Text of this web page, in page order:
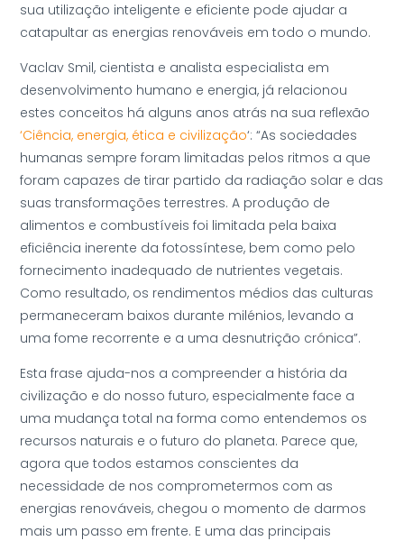
sua utilização inteligente e eficiente pode ajudar a
catapultar as energias renováveis em todo o mundo.
Vaclav Smil, cientista e analista especialista em
desenvolvimento humano e energia, já relacionou
estes conceitos há alguns anos atrás na sua reflexão
‘Ciência, energia, ética e civilização‘: “As sociedades
humanas sempre foram limitadas pelos ritmos a que
foram capazes de tirar partido da radiação solar e das
suas transformações terrestres. A produção de
alimentos e combustíveis foi limitada pela baixa
eficiência inerente da fotossíntese, bem como pelo
fornecimento inadequado de nutrientes vegetais.
Como resultado, os rendimentos médios das culturas
permaneceram baixos durante milénios, levando a
uma fome recorrente e a uma desnutrição crónica”.
Esta frase ajuda-nos a compreender a história da
civilização e do nosso futuro, especialmente face a
uma mudança total na forma como entendemos os
recursos naturais e o futuro do planeta. Parece que,
agora que todos estamos conscientes da
necessidade de nos comprometermos com as
energias renováveis, chegou o momento de darmos
mais um passo em frente. E uma das principais